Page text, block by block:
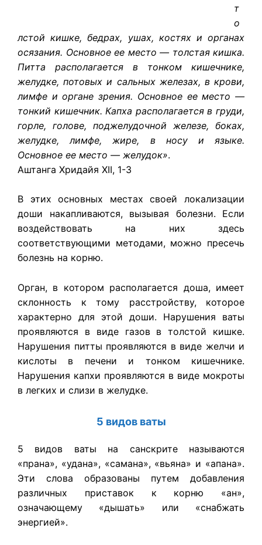
т
о
лстой кишке, бедрах, ушах, костях и органах
осязания. Основное ее место — толстая кишка.
Питта располагается в тонком кишечнике,
желудке, потовых и сальных железах, в крови,
лимфе и органе зрения. Основное ее место —
тонкий кишечник. Капха располагается в груди,
горле, голове, поджелудочной железе, боках,
желудке, лимфе, жире, в носу и языке.
Основное ее место — желудок».
Аштанга Хридайя XII, 1-3
В этих основных местах своей локализации
доши накапливаются, вызывая болезни. Если
воздействовать на них здесь
соответствующими методами, можно пресечь
болезнь на корню.
Орган, в котором располагается доша, имеет
склонность к тому расстройству, которое
характерно для этой доши. Нарушения ваты
проявляются в виде газов в толстой кишке.
Нарушения питты проявляются в виде желчи и
кислоты в печени и тонком кишечнике.
Нарушения капхи проявляются в виде мокроты
в легких и слизи в желудке.
5 видов ваты
5 видов ваты на санскрите называются
«прана», «удана», «самана», «вьяна» и «апана».
Эти слова образованы путем добавления
различных приставок к корню «ан»,
означающему «дышать» или «снабжать
энергией».